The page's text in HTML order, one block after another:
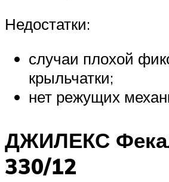
Недостатки:
случаи плохой
крыльчатки;
нет режущих
ДЖИЛЕКС
330/12